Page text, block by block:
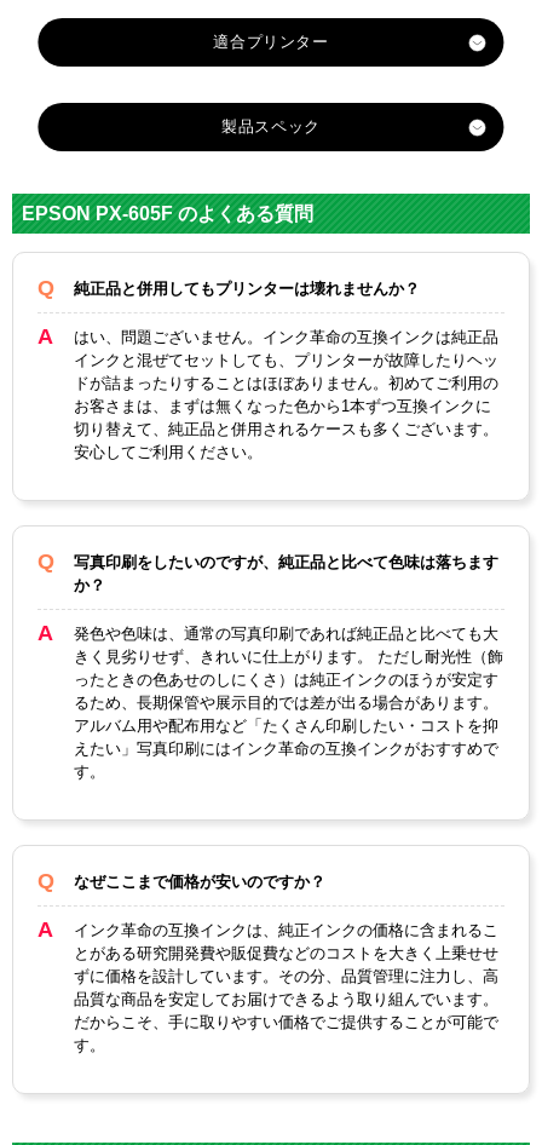
製品スペック
メー
カー
エプソン
対応
型番
ICBK6
1
ICM6
2
2
カラ
ー
ブラ
ック
シア
ン
マゼ
ンタ
イエ
ロー
ブラ
ック
顔
染料
ップ
あり
製品
タイ
プ
互換インク
EPSON PX-605F のよくある質問
純正品と併用してもプリンターは壊れませんか？
はい、問題ございません。インク革命の互換インクは純正品
インクと混ぜてセットしても、プリンターが故障したりヘッ
ドが詰まったりすることはほぼありません。初めてご利用の
お客さまは、まずは無くなった色から1本ずつ互換インクに
切り替えて、純正品と併用されるケースも多くございます。
安心してご利用ください。
写真印刷をしたいのですが、純正品と比べて色味は落ちます
か？
発色や色味は、通常の写真印刷であれば純正品と比べても大
きく見劣りせず、きれいに仕上がります。 ただし耐光性（飾
ったときの色あせのしにくさ）は純正インクのほうが安定す
るため、長期保管や展示目的では差が出る場合があります。
アルバム用や配布用など「たくさん印刷したい・コストを抑
えたい」写真印刷にはインク革命の互換インクがおすすめで
す。
なぜここまで価格が安いのですか？
インク革命の互換インクは、純正インクの価格に含まれるこ
とがある研究開発費や販促費などのコストを大きく上乗せせ
ずに価格を設計しています。その分、品質管理に注力し、高
品質な商品を安定してお届けできるよう取り組んでいます。
だからこそ、手に取りやすい価格でご提供することが可能で
す。